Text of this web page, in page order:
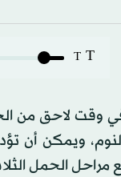
T
T
في وقت لاحق من
ويمكن أن
الحمل